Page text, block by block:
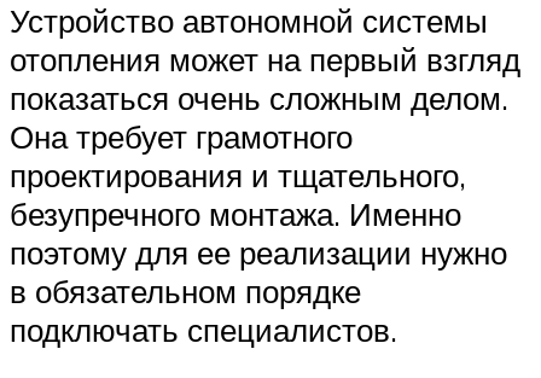
Устройство автономной системы
отопления может на первый взгляд
показаться очень сложным делом.
Она требует грамотного
проектирования и тщательного,
безупречного монтажа. Именно
поэтому для ее реализации нужно
в обязательном порядке
подключать специалистов.